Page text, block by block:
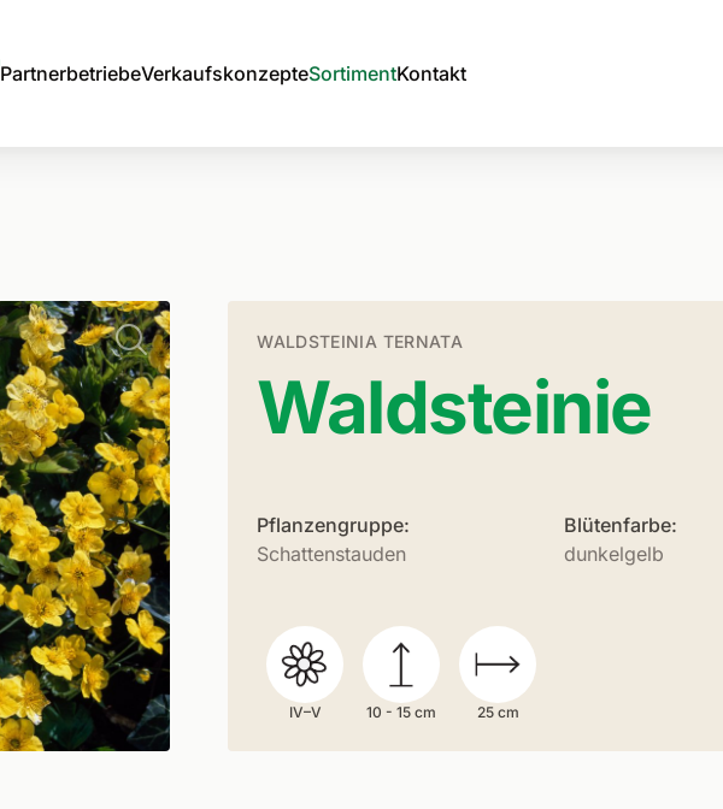
PartnerbetriebeVerkaufskonzepteSortimentKontakt
WALDSTEINIA TERNATA
Waldsteinie
Pflanzengruppe:
Schattenstauden
Blütenfarbe:
dunkelgelb
IV–V 10 - 15 cm 25 cm